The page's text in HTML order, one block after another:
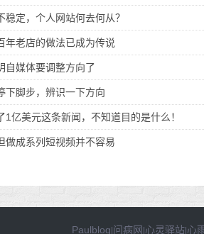
定，个人网站何去何从？
年老店的做法已成为传说
自媒体要调整方向了
下脚步，辨识一下方向
亿美元这条新闻，不知道目的是什么！
做成系列短视频并不容易
Paulblog|问病网 |心灵驿站|心